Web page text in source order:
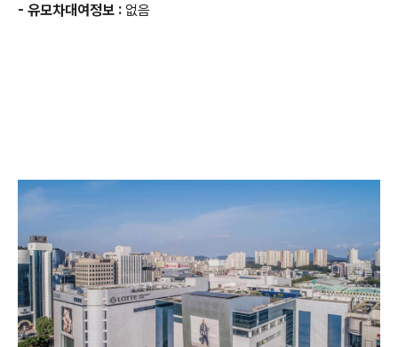
- 유모차대여정보 : 없음